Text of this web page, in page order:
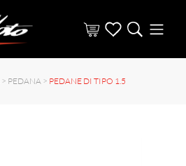
> PEDANA > PEDANE DI TIPO 1.5